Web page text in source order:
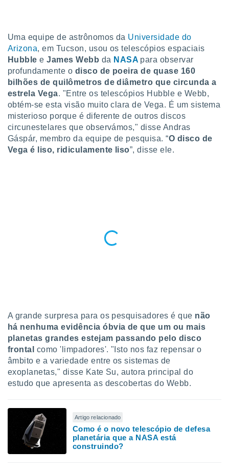
com
Pode
na nossa
e
a
cookies
parte
a
website,
analisar o
ou
Pode
de
ao
Uma equipe de astrônomos da Universidade do
Arizona, em Tucson, usou os telescópios espaciais
HubbleeJames Webb da NASA para observar
profundamente o disco de poeira de quase 160
bilhões de quilômetros de diâmetro que circunda a
estrela Vega. "Entre os telescópios Hubble e Webb,
obtém-se esta visão muito clara de Vega. É um sistema
misterioso porque é diferente de outros discos
circunestelares que observámos," disse Andras
Gáspár, membro da equipe de pesquisa. “O disco de
Vega é liso, ridiculamente liso”, disse ele.
A grande surpresa para os pesquisadores é que não
há nenhuma evidência óbvia de que um ou mais
planetas grandes estejam passando pelo disco
frontal como 'limpadores'. "Isto nos faz repensar o
âmbito e a variedade entre os sistemas de
exoplanetas," disse Kate Su, autora principal do
estudo que apresenta as descobertas do Webb.
Artigo relacionado
Como é o novo telescópio de defesa
planetária que a NASA está
construindo?